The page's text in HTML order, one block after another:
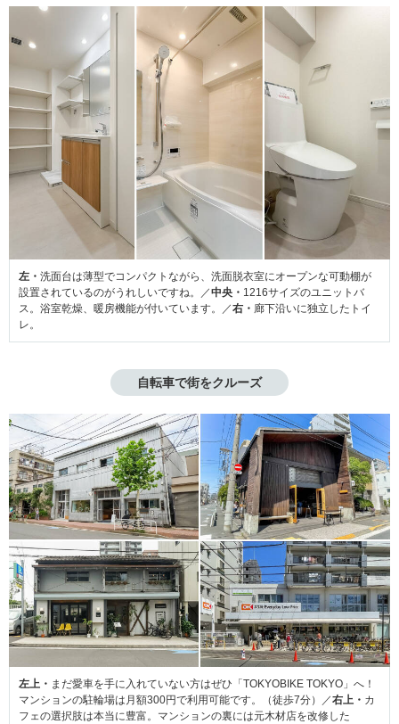
左・ 洗面台は薄型でコンパクトながら、洗面脱衣室にオープンな可動棚が
設置されているのがうれしいですね。／中央・ 1216サイズのユニットバ
ス。浴室乾燥、暖房機能が付いています。／右・ 廊下沿いに独立したトイ
レ。
自転車で街をクルーズ
左上・ まだ愛車を手に入れていない方はぜひ「TOKYOBIKE TOKYO」へ！
マンションの駐輪場は月額300円で利用可能です。（徒歩7分）／右上・ カ
フェの選択肢は本当に豊富。マンションの裏には元木材店を改修した